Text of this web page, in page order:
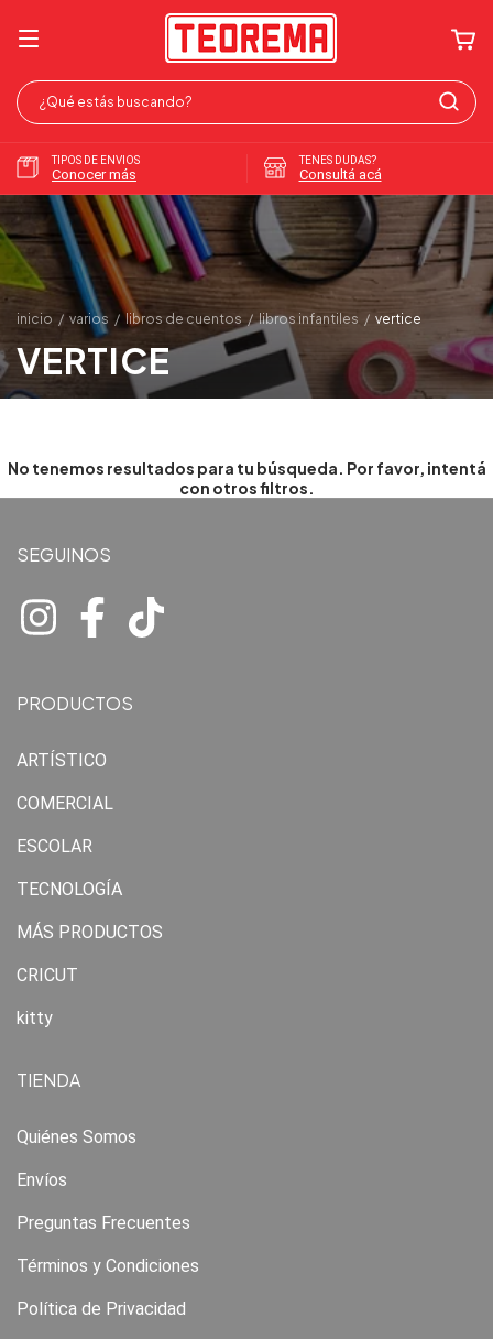
TIPOS DE ENVIOS
Conocer más
TENES DUDAS?
Consultá acá
inicio / varios / libros de cuentos / libros infantiles / vertice
VERTICE
No tenemos resultados para tu búsqueda. Por favor, intentá
con otros filtros.
SEGUINOS
PRODUCTOS
ARTÍSTICO
COMERCIAL
ESCOLAR
TECNOLOGÍA
MÁS PRODUCTOS
CRICUT
kitty
TIENDA
Quiénes Somos
Envíos
Preguntas Frecuentes
Términos y Condiciones
Política de Privacidad